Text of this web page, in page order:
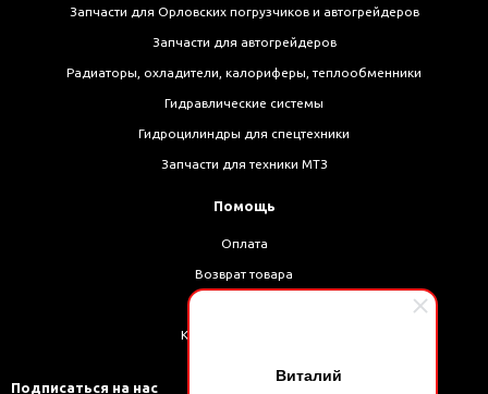
Виталий
Запчасти для Орловских погрузчиков и автогрейдеров
Запчасти для автогрейдеров
Радиаторы, охладители, калориферы, теплообменники
Гидравлические системы
Гидроцилиндры для спецтехники
Запчасти для техники МТЗ
Помощь
Оплата
Возврат товара
Как оформить заказ
Подписаться на нас